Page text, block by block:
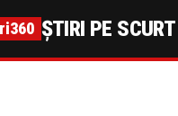
ȘTIRI PE SCURT